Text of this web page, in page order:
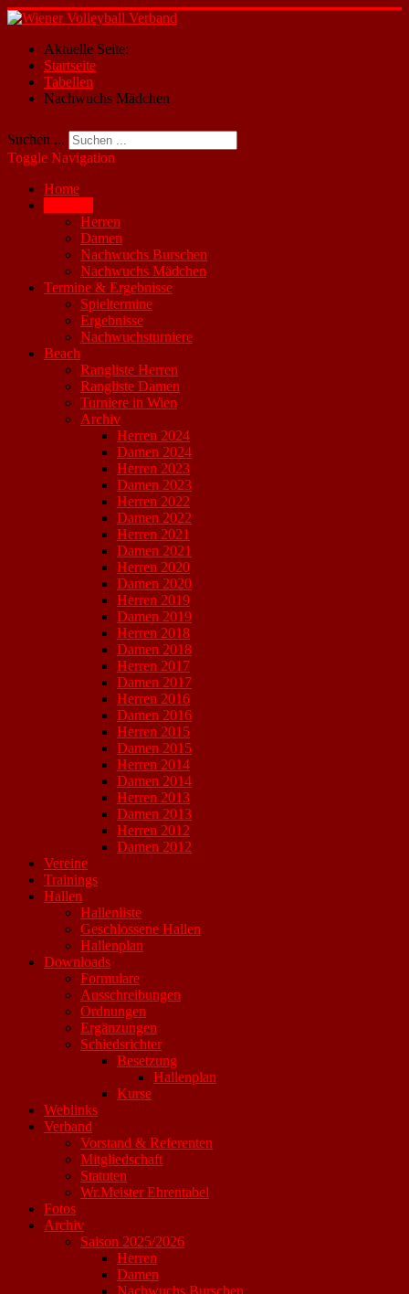
Aktuelle Seite:
Startseite
Tabellen
Nachwuchs Mädchen
Suchen ...
Toggle Navigation
Home
Herren
Damen
Nachwuchs Burschen
Nachwuchs Mädchen
Termine & Ergebnisse
Spieltermine
Ergebnisse
Nachwuchsturniere
Beach
Rangliste Herren
Rangliste Damen
Turniere in Wien
Archiv
Herren 2024
Damen 2024
Herren 2023
Damen 2023
Herren 2022
Damen 2022
Herren 2021
Damen 2021
Herren 2020
Damen 2020
Herren 2019
Damen 2019
Herren 2018
Damen 2018
Herren 2017
Damen 2017
Herren 2016
Damen 2016
Herren 2015
Damen 2015
Herren 2014
Damen 2014
Herren 2013
Damen 2013
Herren 2012
Damen 2012
Vereine
Trainings
Hallen
Hallenliste
Geschlossene Hallen
Hallenplan
Downloads
Formulare
Ausschreibungen
Ordnungen
Ergänzungen
Schiedsrichter
Besetzung
Hallenplan
Kurse
Weblinks
Verband
Vorstand & Referenten
Mitgliedschaft
Statuten
Wr.Meister Ehrentabel
Fotos
Archiv
Saison 2025/2026
Herren
Damen
Nachwuchs Burschen